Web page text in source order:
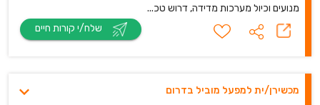
מנועים וכיול מערכות מדידה, דרוש טכ...
מכשירן/ית למפעל מוביל בדרום